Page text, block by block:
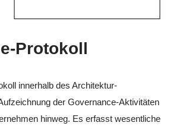
Protokoll
innerhalb des Architektur-
der Governance-Aktivitäten
hinweg. Es erfasst wesentliche